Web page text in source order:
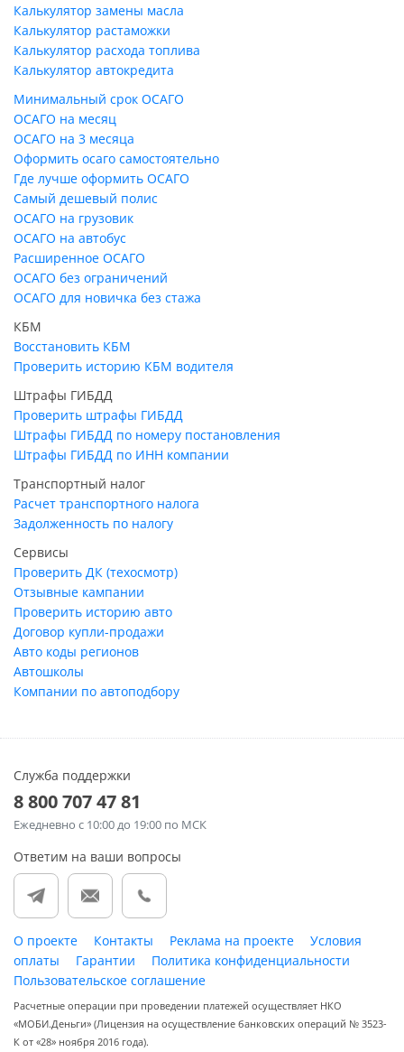
Калькулятор замены масла
Калькулятор растаможки
Калькулятор расхода топлива
Калькулятор автокредита
Минимальный срок ОСАГО
ОСАГО на месяц
ОСАГО на 3 месяца
Оформить осаго самостоятельно
Где лучше оформить ОСАГО
Самый дешевый полис
ОСАГО на грузовик
ОСАГО на автобус
Расширенное ОСАГО
ОСАГО без ограничений
ОСАГО для новичка без стажа
КБМ
Восстановить КБМ
Проверить историю КБМ водителя
Штрафы ГИБДД
Проверить штрафы ГИБДД
Штрафы ГИБДД по номеру постановления
Штрафы ГИБДД по ИНН компании
Транспортный налог
Расчет транспортного налога
Задолженность по налогу
Сервисы
Проверить ДК (техосмотр)
Отзывные кампании
Проверить историю авто
Договор купли-продажи
Авто коды регионов
Автошколы
Компании по автоподбору
Служба поддержки
8 800 707 47 81
Ежедневно с 10:00 до 19:00 по МСК
Ответим на ваши вопросы
О проекте Контакты Реклама на проекте
Условия
оплаты
Гарантии
Политика конфиденциальности
Пользовательское соглашение
Расчетные операции при проведении платежей осуществляет НКО
«МОБИ.Деньги» (Лицензия на осуществление банковских операций № 3523-
К от «28» ноября 2016 года).